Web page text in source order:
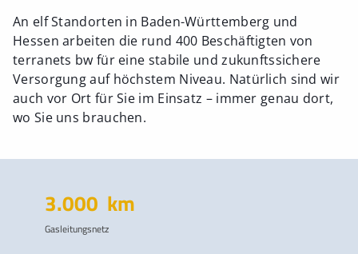
An elf Standorten in Baden-Württemberg und
Hessen arbeiten die rund 400 Beschäftigten von
terranets bw für eine stabile und zukunftssichere
Versorgung auf höchstem Niveau. Natürlich sind wir
auch vor Ort für Sie im Einsatz – immer genau dort,
wo Sie uns brauchen.
3.000 km
Gasleitungsnetz